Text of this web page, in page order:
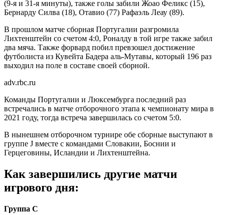
(9-я и 31-я минуты), также голы забили Жоао Феликс (15),
Бернарду Силва (18), Отавио (77) Рафаэль Леау (89).
В прошлом матче сборная Португалии разгромила
Лихтенштейн со счетом 4:0, Роналду в той игре также забил
два мяча. Также форвард побил превзошел достижение
футболиста из Кувейта Бадера аль-Мутавы, который 196 раз
выходил на поле в составе своей сборной.
adv.rbc.ru
Команды Португалии и Люксембурга последний раз
встречались в матче отборочного этапа к чемпионату мира в
2021 году, тогда встреча завершилась со счетом 5:0.
В нынешнем отборочном турнире обе сборные выступают в
группе J вместе с командами Словакии, Боснии и
Герцеговины, Исландии и Лихтенштейна.
Как завершились другие матчи
игрового дня:
Группа С